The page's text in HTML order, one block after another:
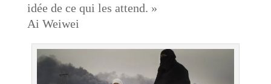
idée de ce qui les attend. »
Ai Weiwei